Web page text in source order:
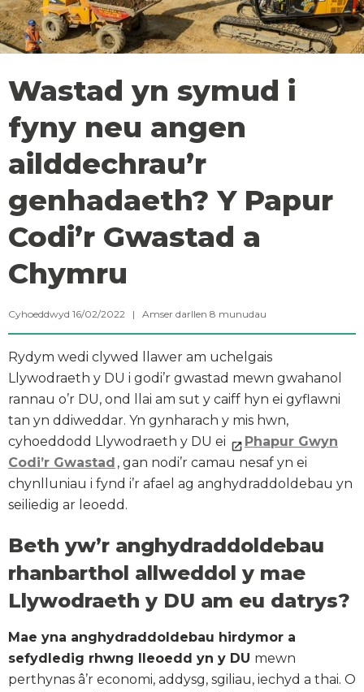
Wastad yn symud i
fyny neu angen
ailddechrau’r
genhadaeth? Y Papur
Codi’r Gwastad a
Chymru
Cyhoeddwyd 16/02/2022 | Amser darllen 8 munudau
Rydym wedi clywed llawer am uchelgais
Llywodraeth y DU i godi’r gwastad mewn gwahanol
rannau o’r DU, ond llai am sut y caiff hyn ei gyflawni
tan yn ddiweddar. Yn gynharach y mis hwn,
cyhoeddodd Llywodraeth y DU ei
Phapur Gwyn
Codi’r Gwastad , gan nodi’r camau nesaf yn ei
chynlluniau i fynd i’r afael ag anghydraddoldebau yn
seiliedig ar leoedd.
Beth yw’r anghydraddoldebau
rhanbarthol allweddol y mae
Llywodraeth y DU am eu datrys?
Mae yna anghydraddoldebau hirdymor a
sefydledig rhwng lleoedd yn y DU mewn
perthynas â’r economi, addysg, sgiliau, iechyd a thai. O